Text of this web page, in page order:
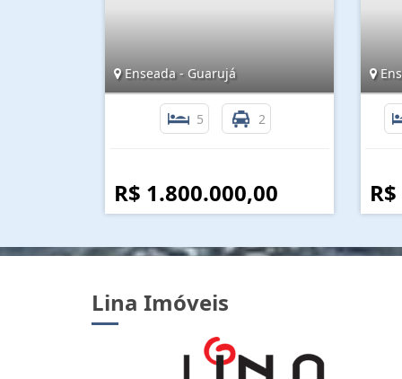
Enseada - Guarujá
5 2
R$ 1.800.000,00
Lina Imóveis